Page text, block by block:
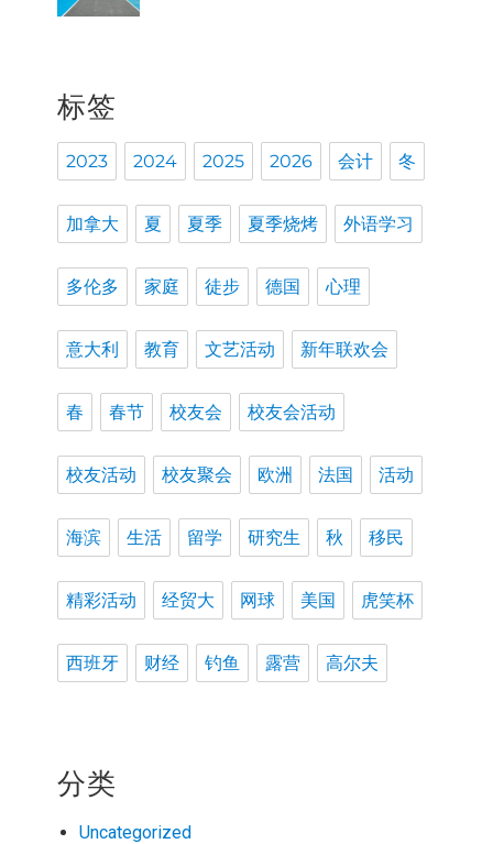
标签
2023 2024 2025 2026 会计 冬
加拿大 夏 夏季 夏季烧烤 外语学习
多伦多 家庭 徒步 德国 心理
意大利 教育 文艺活动 新年联欢会
春 春节 校友会 校友会活动
校友活动 校友聚会 欧洲 法国 活动
海滨 生活 留学 研究生 秋 移民
精彩活动 经贸大 网球 美国 虎笑杯
西班牙 财经 钓鱼 露营 高尔夫
分类
Uncategorized